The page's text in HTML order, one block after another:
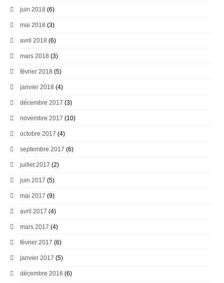
juin 2018 (6)
mai 2018 (3)
avril 2018 (6)
mars 2018 (3)
février 2018 (5)
janvier 2018 (4)
décembre 2017 (3)
novembre 2017 (10)
octobre 2017 (4)
septembre 2017 (6)
juillet 2017 (2)
juin 2017 (5)
mai 2017 (9)
avril 2017 (4)
mars 2017 (4)
février 2017 (6)
janvier 2017 (5)
décembre 2016 (6)